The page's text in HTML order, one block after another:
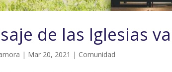
de las Iglesias
| Mar 20, 2021 | Comunidad